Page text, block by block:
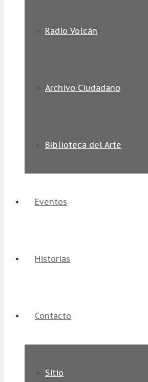
Radio Volcán
Archivo Ciudadano
Biblioteca del Arte
Eventos
Historias
Contacto
Sitio